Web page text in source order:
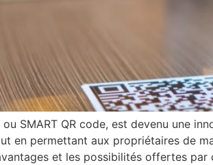
SMART QR code, est devenu une
en permettant aux propriétaires de
et les possibilités offertes